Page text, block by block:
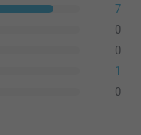
7
0
0
1
0